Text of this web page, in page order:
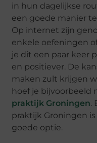
in hun dagelijkse
een goede manier
Op internet zijn
enkele oefeningen
je dit een paar keer
en positiever. De
maken zult krijgen
hoef je bijvoorbeeld
praktijk Groningen.
praktijk Groningen
goede optie.